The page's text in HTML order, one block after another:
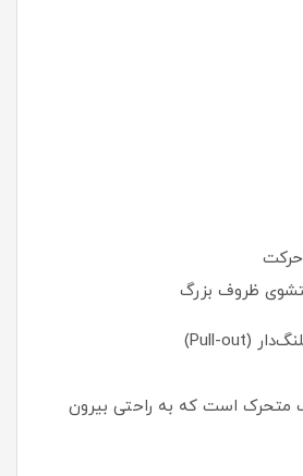
حرکت
ظروف بزرگ
متحرک است که به راحتی بیرون